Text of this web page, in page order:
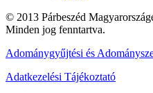
© 2013 Párbeszéd
Minden jog fenntartva.
Adománygyűjtési és
Adatkezelési Tájékoztató